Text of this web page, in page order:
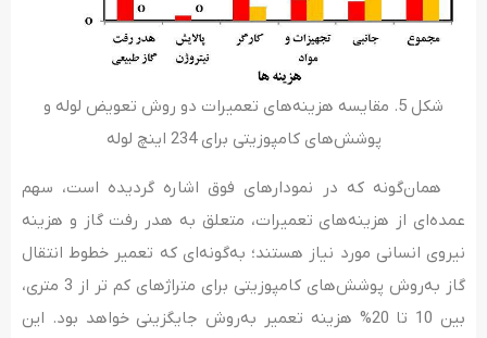
شکل 5. مقایسه هزینه­‌های تعمیرات دو روش تعویض لوله و
پوشش‌های کامپوزیتی برای 234 اینچ لوله
همان‌گونه که در نمودارهای فوق اشاره گردیده است، سهم
عمده‌ای از هزینه­‌های تعمیرات، متعلق به هدر رفت گاز و هزینه
نیروی انسانی مورد نیاز هستند؛ به‌گونه­‌ای که تعمیر خطوط انتقال
گاز به‌روش پوشش‌های کامپوزیتی برای متراژهای کم تر از 3 متری،
بین 10 تا 20% هزینه تعمیر به‌روش جایگزینی خواهد بود. این